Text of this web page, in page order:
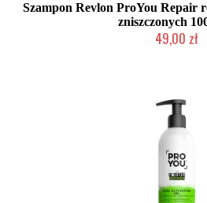
Szampon Revlon ProYou Repair
zniszczonych
49,00 zł